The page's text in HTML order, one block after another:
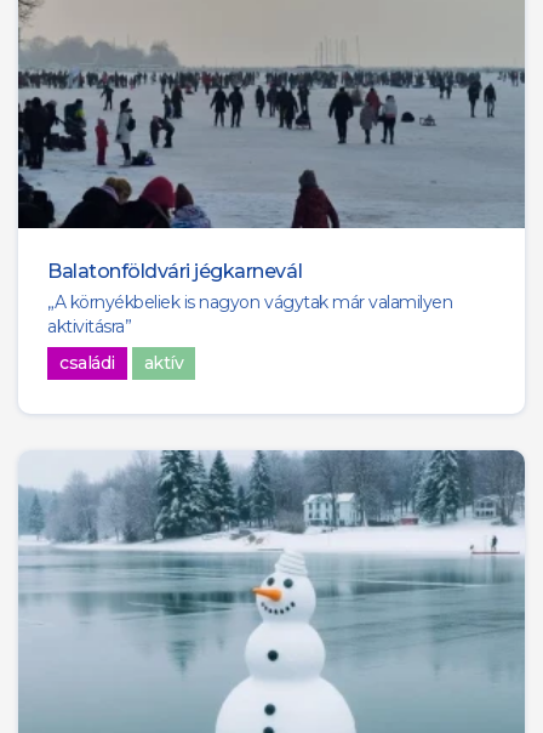
Balatonföldvári jégkarnevál
„A környékbeliek is nagyon vágytak már valamilyen
aktivitásra”
családi
aktív